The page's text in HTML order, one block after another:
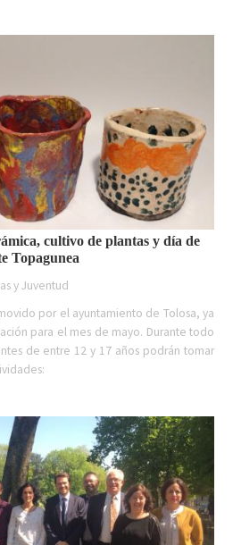
cultivo de plantas y día de
Topagunea
y Juventud
por el ayuntamiento de Tolosa, ya
para el mes de mayo. Durante todo
de entre 12 y 17 años podrán tomar